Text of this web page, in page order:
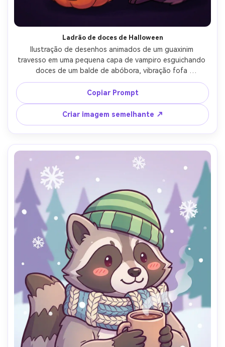
Ladrão de doces de Halloween
Ilustração de desenhos animados de um guaxinim
travesso em uma pequena capa de vampiro esguichando
doces de um balde de abóbora, vibração fofa
assustadora, paleta de cores laranja e roxa, contornos
limpos e ousados, fundo simples de luz da lua com
morcegos, sorriso brincalhão, arte de personagem
sazonal divertida, lente de 85mm, profundidade de
campo rasa, iluminação cinematográfica suave-AR 4:5
Copiar Prompt
Criar imagem semelhante ↗